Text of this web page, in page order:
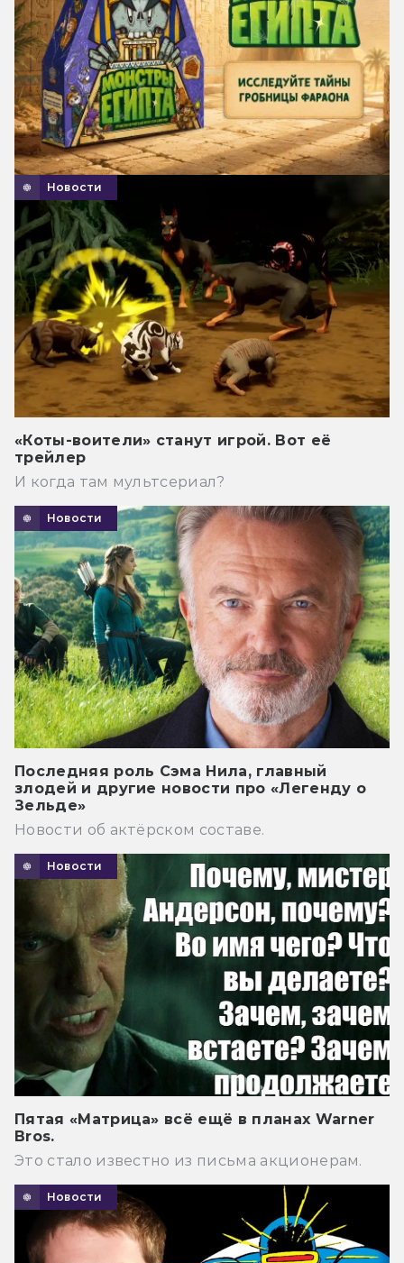
Новости
«Коты-воители» станут игрой. Вот её
трейлер
И когда там мультсериал?
Новости
Последняя роль Сэма Нила, главный
злодей и другие новости про «Легенду о
Зельде»
Новости об актёрском составе.
Новости
Пятая «Матрица» всё ещё в планах Warner
Bros.
Это стало известно из письма акционерам.
Новости